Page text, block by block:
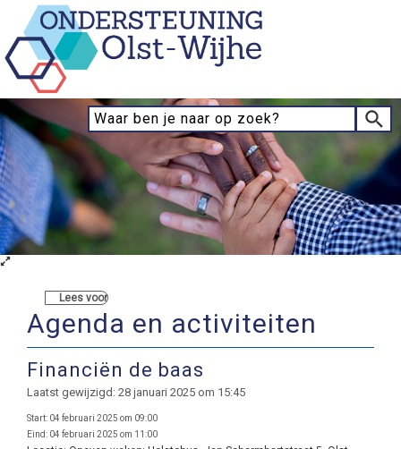
Lees voor
Agenda en activiteiten
Financiën de baas
Laatst gewijzigd: 28 januari 2025 om 15:45
Start: 04 februari 2025 om 09:00
Eind: 04 februari 2025 om 11:00